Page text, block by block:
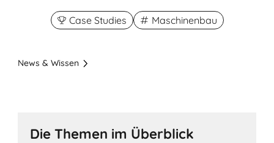
Case Studies Maschinenbau
News & Wissen
Die Themen im Überblick